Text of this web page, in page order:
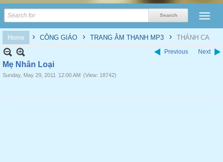
Home › CÔNG GIÁO › TRANG ÂM THANH MP3 › THÁNH CA
Previous Next
Mẹ Nhân Loại
Sunday, May 29, 2011 12:00 AM (View: 18742)